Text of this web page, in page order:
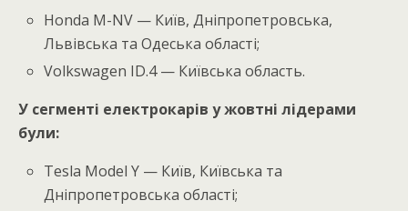
Honda M-NV — Київ, Дніпропетровська,
Львівська та Одеська області;
Volkswagen ID.4 — Київська область.
У сегменті електрокарів у жовтні лідерами
були:
Tesla Model Y — Київ, Київська та
Дніпропетровська області;